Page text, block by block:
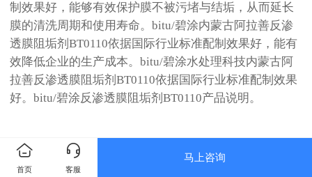
制效果好，能够有效保护膜不被污堵与结垢，从而延长
膜的清洗周期和使用寿命。bitu/碧涂内蒙古阿拉善反渗
透膜阻垢剂BT0110依据国际行业标准配制效果好，能有
效降低企业的生产成本。 bitu/碧涂水处理科技内蒙古阿
拉善反渗透膜阻垢剂BT0110依据国际行业标准配制效果
好。 bitu/碧涂反渗透膜阻垢剂BT0110产品说明。
首页 客服
马上咨询